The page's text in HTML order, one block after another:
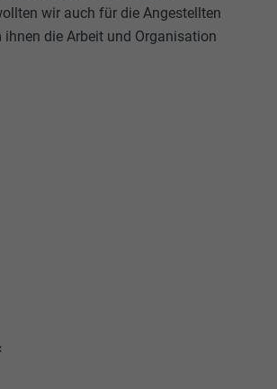
wir auch für die Angestellten
die Arbeit und Organisation